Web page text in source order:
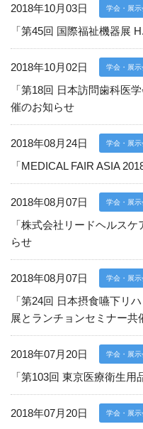
2018年10月03日 学会・展示
「第45回 国際福祉機器展
2018年10月02日 学会・展示
「第18回 日本訪問歯科医
催のお知らせ
2018年08月24日 学会・展示
「MEDICAL FAIR ASIA
2018年08月07日 学会・展示
「株式会社リードヘルス
らせ
2018年08月07日 学会・展示
「第24回 日本摂食嚥下リ
展とランチョンセミナー共
2018年07月20日 学会・展示
「第103回 東京医療衛生
2018年07月20日 学会・展示
※新型コロナウ
現在、受付時間
06-
受付時間：
※